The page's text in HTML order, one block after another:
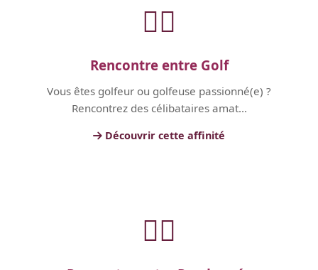
🏃‍♂️
Rencontre entre Golf
Vous êtes golfeur ou golfeuse passionné(e) ?
Rencontrez des célibataires amat...
Découvrir cette affinité
🏃‍♂️